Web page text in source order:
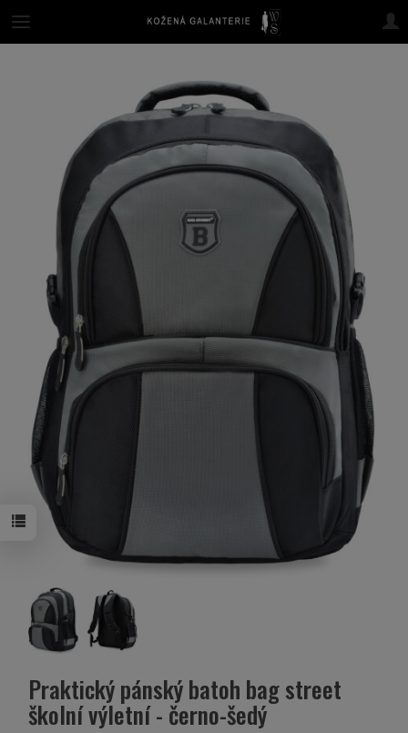
Praktický pánský batoh bag street
školní výletní - černo-šedý